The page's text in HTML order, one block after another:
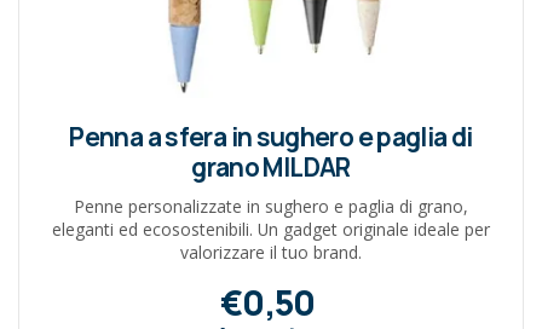
Penna a sfera in sughero e paglia di
grano MILDAR
Penne personalizzate in sughero e paglia di grano,
eleganti ed ecosostenibili. Un gadget originale ideale per
valorizzare il tuo brand.
€0,50